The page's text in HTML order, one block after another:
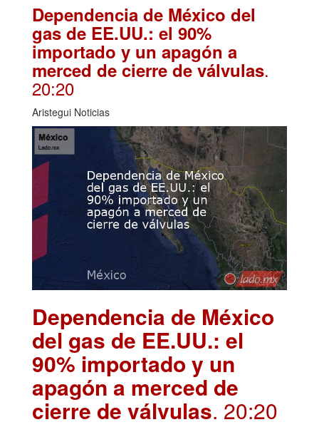
Dependencia de México del
gas de EE.UU.: el 90%
importado y un apagón a
merced de cierre de válvulas.
20:20
Aristegui Noticias
Dependencia de México
del gas de EE.UU.: el
90% importado y un
apagón a merced de
cierre de válvulas. 20:20